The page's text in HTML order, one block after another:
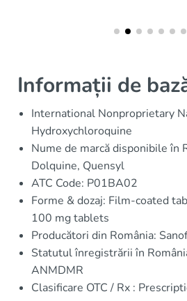
Informații de
International Nonproprietary
Hydroxychloroquine
Nume de marcă disponibile în
Dolquine, Quensyl
ATC Code: P01BA02
Forme & dozaj: Film-coated
100 mg tablets
Producători din România:
Statutul înregistrării în
ANMDMR
Clasificare OTC / Rx :